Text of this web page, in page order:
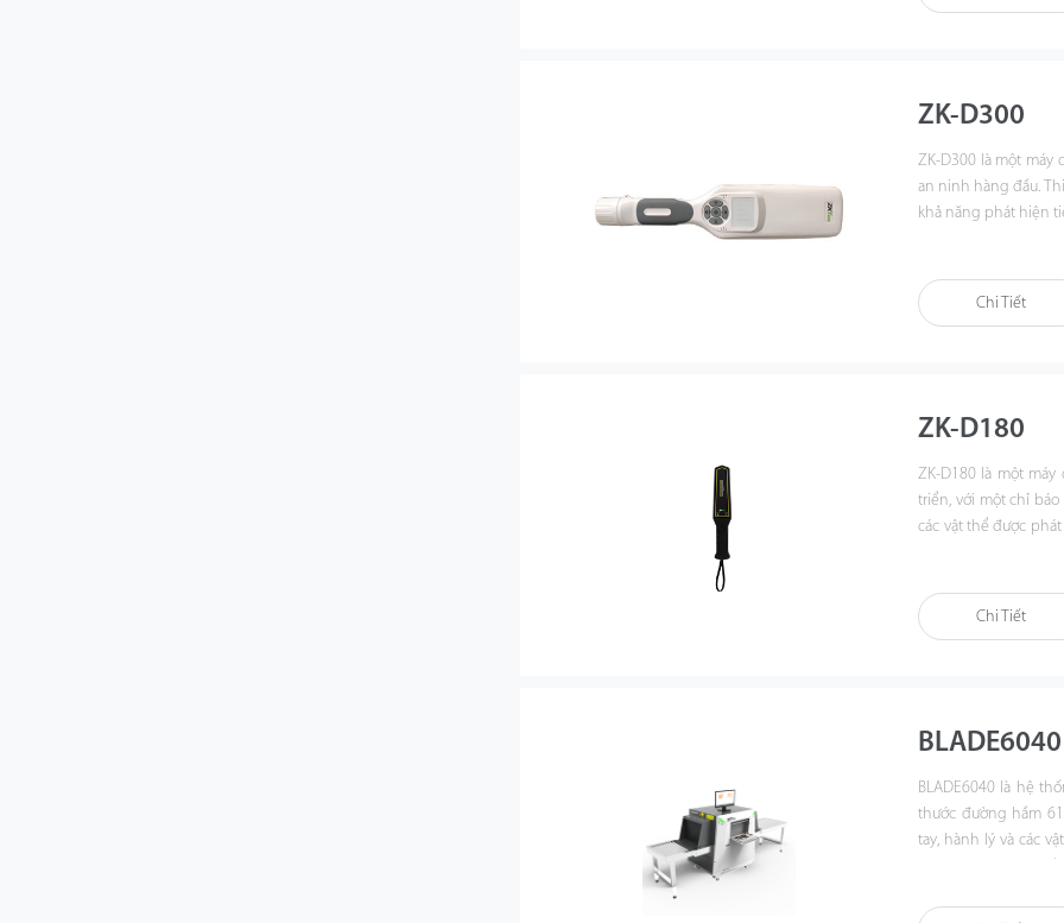
ZK-D300
ZK-D300 là một máy
an ninh hàng đầu.
khả năng phát hiện
Chi Tiết
ZK-D180
ZK-D180 là một
triển, với một chỉ
các vật thể được
ninh có thể nhận biết
Chi Tiết
BLADE6040
BLADE6040 là hệ
thước đường hầm
tay, hành lý và các
đến nguy cơ mất an